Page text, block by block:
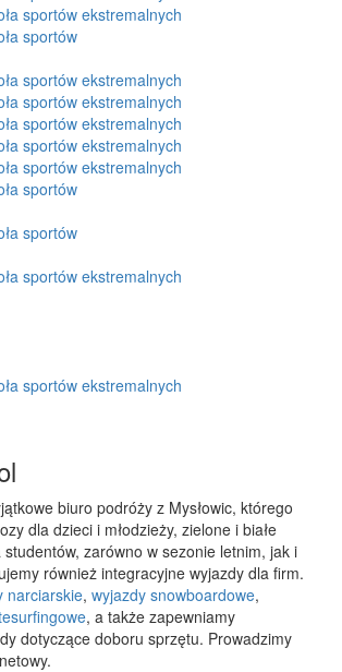
biuro podróży z Mysłowic, którego
dla dzieci i młodzieży, zielone i białe
studentów, zarówno w sezonie letnim, jak i
również integracyjne wyjazdy dla firm.
narciarskie, wyjazdy snowboardowe,
, a także zapewniamy
dotyczące doboru sprzętu. Prowadzimy